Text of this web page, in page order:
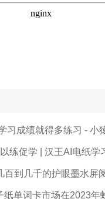
习成绩就得多练习 - 小
练促学 | 汉王AI电纸学习本
几千的护眼墨水屏阅读器，如
市场在2023年蜕变，步入2.0阶段；百词斩